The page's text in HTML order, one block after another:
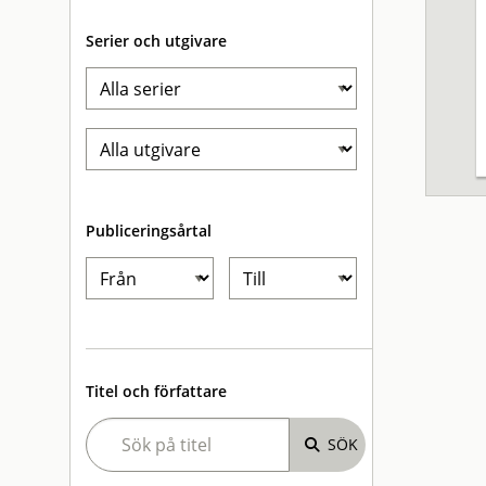
Serier och utgivare
Publiceringsårtal
Titel och författare